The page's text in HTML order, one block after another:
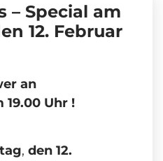
– Special am
12. Februar
an
19.00 Uhr !
, den 12.